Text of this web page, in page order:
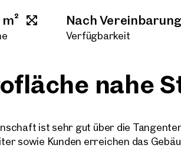
Nach
Verfügbarkeit
nahe
ist sehr gut über die
sowie Kunden erreichen das